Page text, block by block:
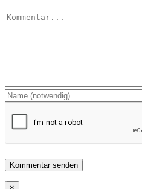
Kommentar
Close